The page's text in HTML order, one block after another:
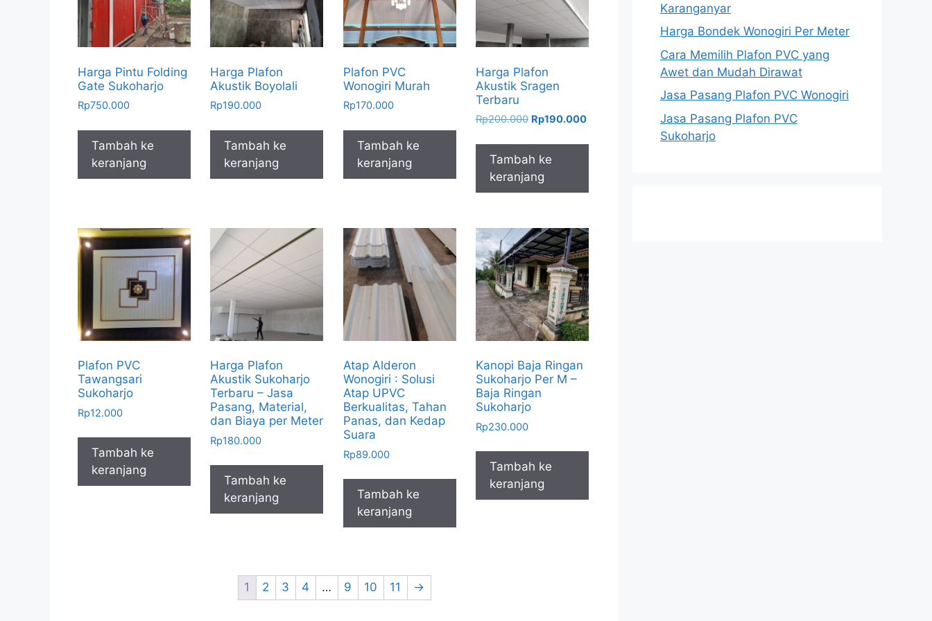
Harga Pintu Folding
Gate Sukoharjo
Rp750.000
Tambah ke
keranjang
Harga Plafon
Akustik Boyolali
Rp190.000
Tambah ke
keranjang
Plafon PVC
Wonogiri Murah
Rp170.000
Tambah ke
keranjang
Harga Plafon
Akustik Sragen
Terbaru
Rp200.000 Harga
adalah:
Rp200.000.
Rp190.000Harga
ini
Tambah ke
keranjang
Plafon PVC
Tawangsari
Sukoharjo
Rp12.000
Tambah ke
keranjang
Harga Plafon
Akustik Sukoharjo
Terbaru – Jasa
Pasang, Material,
dan Biaya per Meter
Rp180.000
Tambah ke
keranjang
Atap Alderon
Wonogiri : Solusi
Atap UPVC
Berkualitas, Tahan
Panas, dan Kedap
Suara
Rp89.000
Tambah ke
keranjang
Kanopi Baja Ringan
Sukoharjo Per M –
Baja Ringan
Sukoharjo
Rp230.000
Tambah ke
keranjang
1 2 3 4 … 9 10 11 →
Karanganyar
Harga Bondek Wonogiri Per Meter
Cara Memilih Plafon PVC yang
Awet dan Mudah Dirawat
Jasa Pasang Plafon PVC Wonogiri
Jasa Pasang Plafon PVC
Sukoharjo